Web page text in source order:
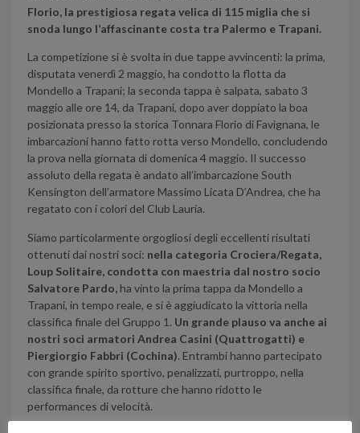
Florio, la prestigiosa regata velica di 115 miglia che si
snoda lungo l’affascinante costa tra Palermo e Trapani.
La competizione si è svolta in due tappe avvincenti: la prima,
disputata venerdì 2 maggio, ha condotto la flotta da
Mondello a Trapani; la seconda tappa è salpata, sabato 3
maggio alle ore 14, da Trapani, dopo aver doppiato la boa
posizionata presso la storica Tonnara Florio di Favignana, le
imbarcazioni hanno fatto rotta verso Mondello, concludendo
la prova nella giornata di domenica 4 maggio. Il successo
assoluto della regata è andato all’imbarcazione South
Kensington dell’armatore Massimo Licata D’Andrea, che ha
regatato con i colori del Club Lauria.
Siamo particolarmente orgogliosi degli eccellenti risultati
ottenuti dai nostri soci: nella categoria Crociera/Regata,
Loup Solitaire, condotta con maestria dal nostro socio
Salvatore Pardo, ha vinto la prima tappa da Mondello a
Trapani, in tempo reale, e si è aggiudicato la vittoria nella
classifica finale del Gruppo 1. Un grande plauso va anche ai
nostri soci armatori Andrea Casini (Quattrogatti) e
Piergiorgio Fabbri (Cochina). Entrambi hanno partecipato
con grande spirito sportivo, penalizzati, purtroppo, nella
classifica finale, da rotture che hanno ridotto le
performances di velocità.